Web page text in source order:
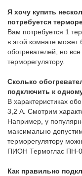
Я хочу купить
потребуется
Вам потребуется 1
в этой комнате может
обогревателей, но
терморегулятору.
Сколько
подключить к
В характеристиках
3,2 А. Смотрим
Например, у
максимально
терморегулятору
ПИОН Термоглас ПН-
Как правильно